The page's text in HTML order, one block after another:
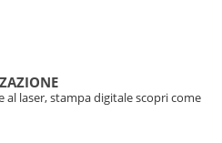
laser, stampa digitale scopri come